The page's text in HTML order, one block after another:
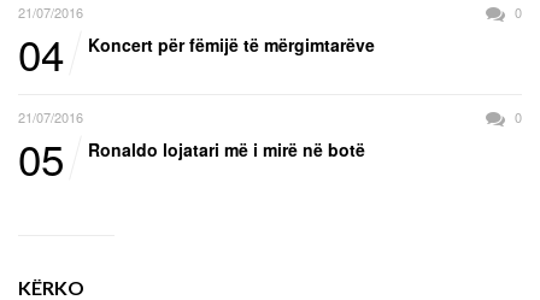
21/07/2016 0
04 Koncert për fëmijë të mërgimtarëve
21/07/2016 0
05 Ronaldo lojatari më i mirë në botë
KËRKO